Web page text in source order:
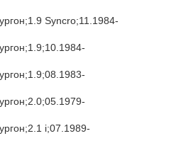
Syncro;11.1984-
i;07.1989-